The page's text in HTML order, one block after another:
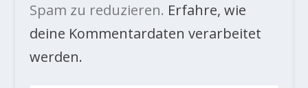
Spam zu reduzieren. Erfahre, wie
deine Kommentardaten verarbeitet
werden.